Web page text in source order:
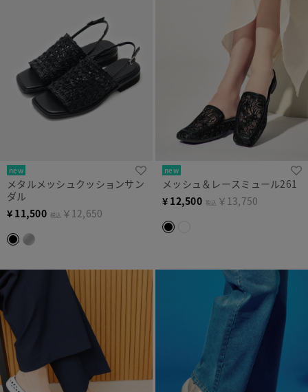
new
メタルメッシュクッションサン
ダル
¥ 11,500 税込 ￥12,650
new
メッシュ＆レースミュール261
¥ 12,500 税込 ￥13,750